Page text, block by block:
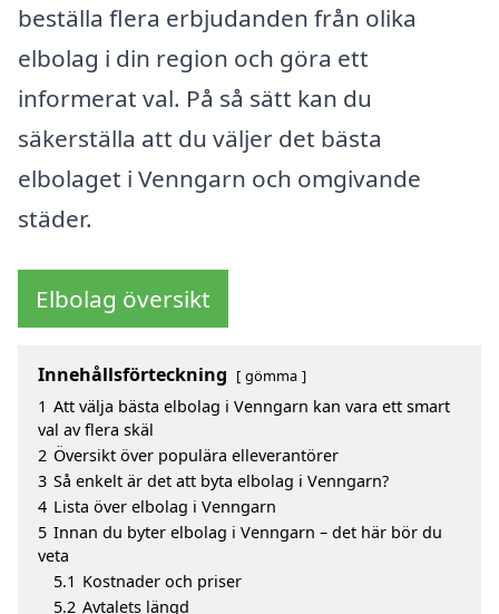
beställa flera erbjudanden från olika
elbolag i din region och göra ett
informerat val. På så sätt kan du
säkerställa att du väljer det bästa
elbolaget i Venngarn och omgivande
städer.
Elbolag översikt
Innehållsförteckning gömma
1 Att välja bästa elbolag i Venngarn kan vara ett smart
val av flera skäl
2 Översikt över populära elleverantörer
3 Så enkelt är det att byta elbolag i Venngarn?
4 Lista över elbolag i Venngarn
5 Innan du byter elbolag i Venngarn – det här bör du
veta
5.1 Kostnader och priser
5.2 Avtalets längd